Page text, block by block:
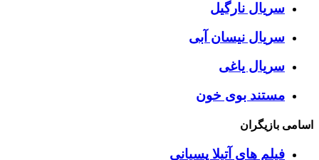
سریال نارگیل
سریال نیسان آبی
سریال یاغی
مستند بوی خون
اسامی بازیگران
فیلم های آتیلا پسیانی